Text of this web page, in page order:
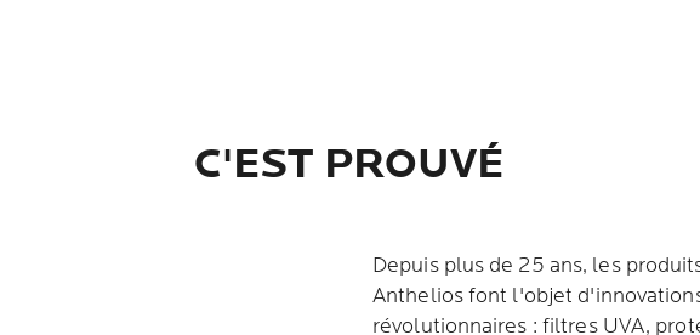
C'EST PROUVÉ
Depuis plus de 25 ans, les
Anthelios font l'objet
révolutionnaires : filtres UVA,